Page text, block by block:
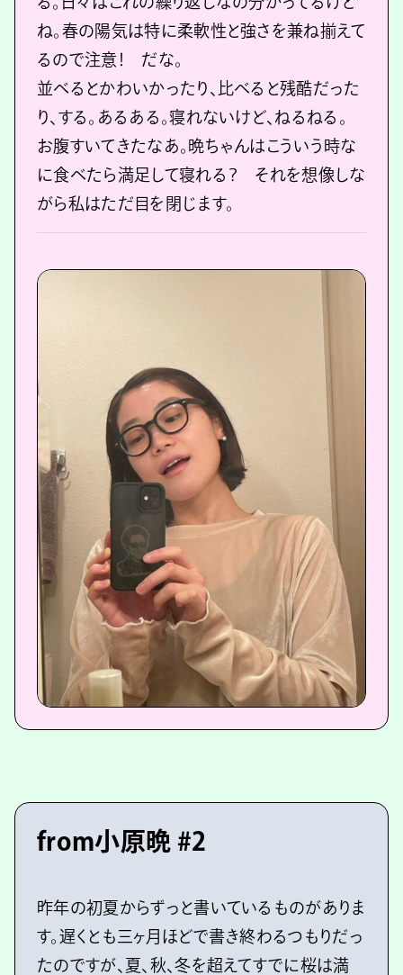
ね。春の陽気は特に柔軟性と強さを兼ね揃えて
るので注意！ だな。
並べるとかわいかったり、比べると残酷だった
り、する。あるある。寝れないけど、ねるねる。
お腹すいてきたなあ。晩ちゃんはこういう時な
に食べたら満足して寝れる？ それを想像しな
がら私はただ目を閉じます。
from小原晩 #2
昨年の初夏からずっと書いているものがありま
す。遅くとも三ヶ月ほどで書き終わるつもりだっ
たのですが、夏、秋、冬を超えてすでに桜は満